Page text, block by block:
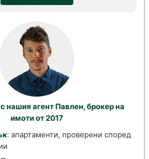
нашия агент Павлен, брокер на
имоти от 2017
: апартаменти, проверени според